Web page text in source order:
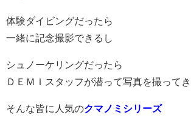
体験ダイビングだったら
一緒に記念撮影できるし
シュノーケリングだったら
ＤＥＭＩスタッフが潜って写真を撮ってき
そんな皆に人気のクマノミシリーズ